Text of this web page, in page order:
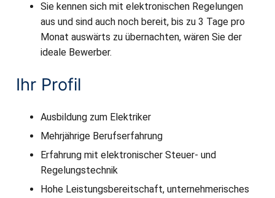
Sie kennen sich mit elektronischen Regelungen
aus und sind auch noch bereit, bis zu 3 Tage pro
Monat auswärts zu übernachten, wären Sie der
ideale Bewerber.
Ihr Profil
Ausbildung zum Elektriker
Mehrjährige Berufserfahrung
Erfahrung mit elektronischer Steuer- und
Regelungstechnik
Hohe Leistungsbereitschaft, unternehmerisches